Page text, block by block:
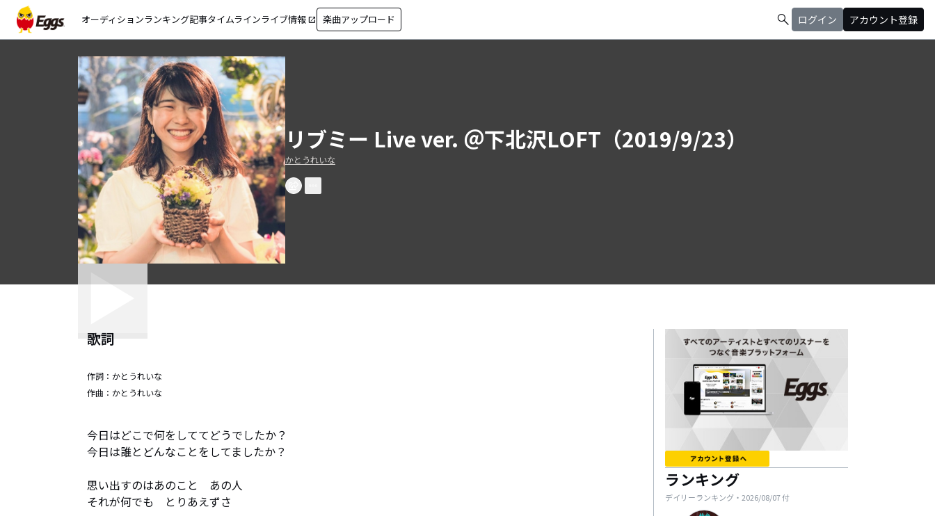
オーディションランキング記事タイムラインライブ情報 open_in_new 楽曲アップロード search ログイン アカウント登録
リブミー Live ver. ＠下北沢LOFT（2019/9/23）
かとうれいな
歌詞
作詞： かとうれいな
作曲： かとうれいな
今日はどこで何をしててどうでしたか？
今日は誰とどんなことをしてましたか？
思い出すのはあのこと　あの人
それが何でも　とりあえずさ
ランキング
デイリーランキング・ 2026/08/07付